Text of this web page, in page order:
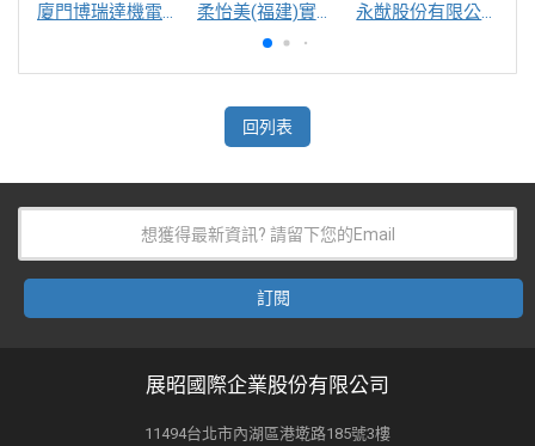
廈門博瑞達機電工程有限公司 柔怡美(福建)實業股份有限公司 永猷股份有限公司
回列表
展昭國際企業股份有限公司
11494台北市內湖區港墘路185號3樓